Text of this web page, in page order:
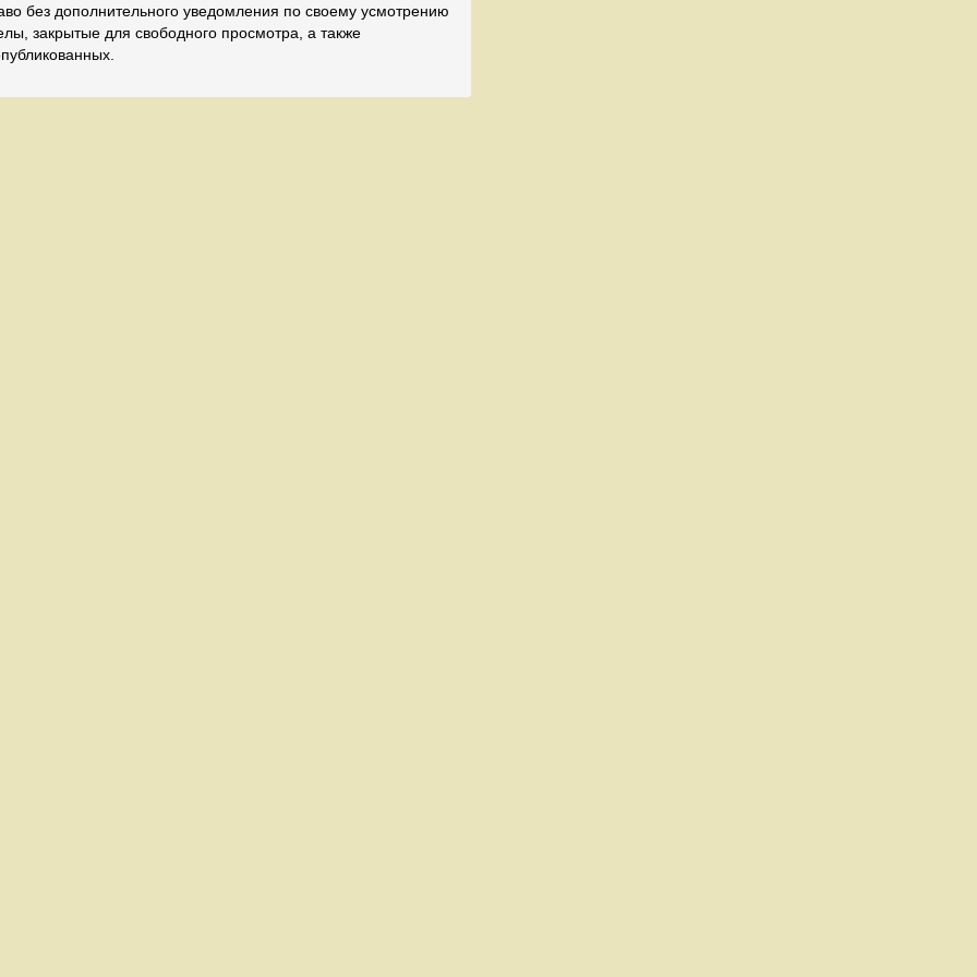
без дополнительного уведомления по своему усмотрению
закрытые для свободного просмотра, а также